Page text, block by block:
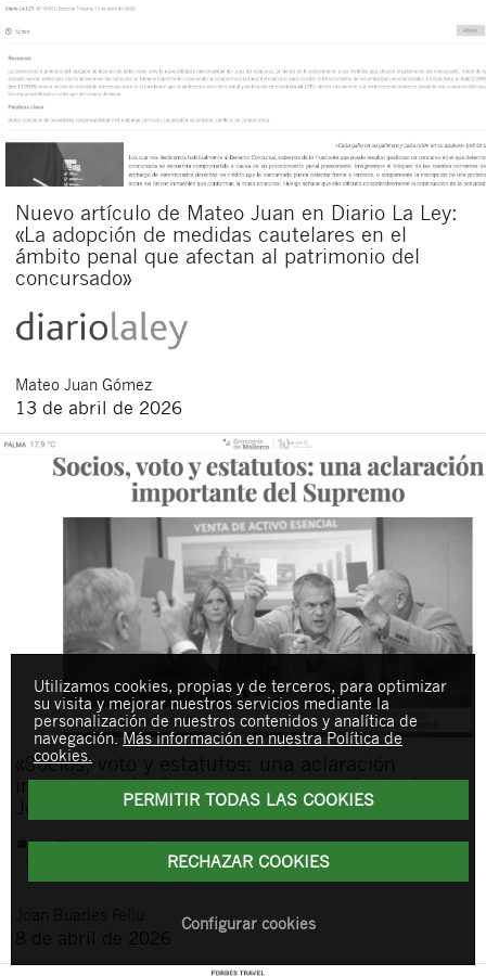
Nuevo artículo de Mateo Juan en Diario La Ley:
«La adopción de medidas cautelares en el
ámbito penal que afectan al patrimonio del
concursado»
Mateo Juan Gómez
13 de abril de 2026
«Socios, voto y estatutos: una aclaración
importante del Supremo», nuevo artículo de
Joan Buades en Economía de Mallorca
8 de abril de 2026
Utilizamos cookies, propias y de terceros, para optimizar
su visita y mejorar nuestros servicios mediante la
personalización de nuestros contenidos y analítica de
navegación. Más información en nuestra Política de
cookies.
PERMITIR TODAS LAS COOKIES
RECHAZAR COOKIES
Configurar cookies